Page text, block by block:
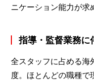
ニケーション能力が求
指導・監督業務に
全スタッフに占める海
度。ほとんどの職種で